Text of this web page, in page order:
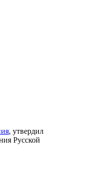
, утвердил
Русской